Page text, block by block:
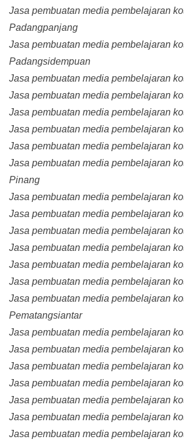
Jasa pembuatan media pembelajaran
Padangpanjang
Jasa pembuatan media pembelajaran
Padangsidempuan
Jasa pembuatan media pembelajaran
Jasa pembuatan media pembelajaran
Jasa pembuatan media pembelajaran
Jasa pembuatan media pembelajaran
Jasa pembuatan media pembelajaran
Jasa pembuatan media pembelajaran
Pinang
Jasa pembuatan media pembelajaran
Jasa pembuatan media pembelajaran
Jasa pembuatan media pembelajaran
Jasa pembuatan media pembelajaran
Jasa pembuatan media pembelajaran
Jasa pembuatan media pembelajaran
Jasa pembuatan media pembelajaran
Pematangsiantar
Jasa pembuatan media pembelajaran
Jasa pembuatan media pembelajaran
Jasa pembuatan media pembelajaran
Jasa pembuatan media pembelajaran
Jasa pembuatan media pembelajaran
Jasa pembuatan media pembelajaran
Jasa pembuatan media pembelajaran